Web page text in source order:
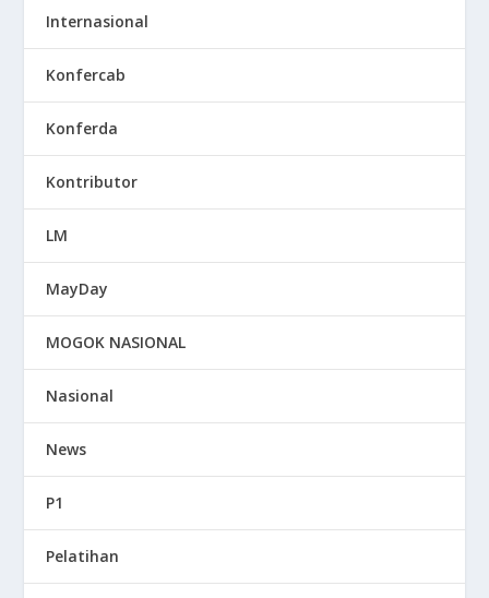
Internasional
Konfercab
Konferda
Kontributor
LM
MayDay
MOGOK NASIONAL
Nasional
News
P1
Pelatihan